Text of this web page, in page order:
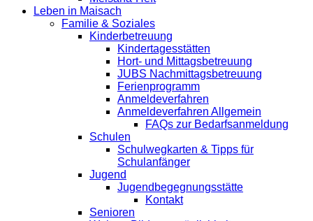
Leben in Maisach
Familie & Soziales
Kinderbetreuung
Kindertagesstätten
Hort- und Mittagsbetreuung
JUBS Nachmittagsbetreuung
Ferienprogramm
Anmeldeverfahren
Anmeldeverfahren Allgemein
FAQs zur Bedarfsanmeldung
Schulen
Schulwegkarten & Tipps für
Schulanfänger
Jugend
Jugendbegegnungsstätte
Kontakt
Senioren